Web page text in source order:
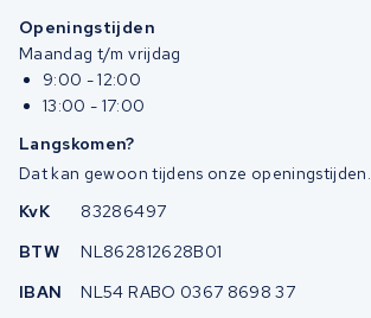
Openingstijden
Maandag t/m vrijdag
9:00 - 12:00
13:00 - 17:00
Langskomen?
Dat kan gewoon tijdens onze openingstijden.
KvK
83286497
BTW
NL862812628B01
IBAN
NL54 RABO 0367 8698 37